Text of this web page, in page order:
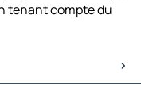
tenant compte du